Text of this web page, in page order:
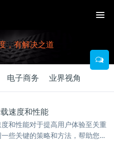
，有解决之道
电子商务 业界视角
速度和性能
和性能对于提高用户体验至关重
些关键的策略和方法，帮助您提